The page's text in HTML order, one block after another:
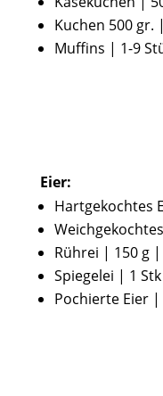
Kuchen 500 gr.
Muffins | 1-9
Eier:
Hartgekochtes
Rührei | 150 g
Spiegelei | 1
Pochierte Eier